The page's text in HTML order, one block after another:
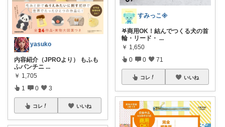
yasuko
内容紹介（JPROより） もふも
ふパンチニ ...
￥ 1,705
1 0 3
コレ いいね
すみっこ𖧷
𖤐商用OK！結んでつくる犬の首
輪・リード・ ...
￥ 1,650
0 0 71
コレ いいね